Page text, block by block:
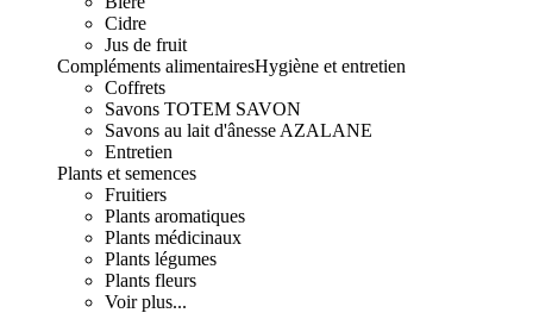
Cidre
Jus de fruit
Compléments alimentairesHygiène et entretien
Coffrets
Savons TOTEM SAVON
Savons au lait d'ânesse AZALANE
Entretien
Plants et semences
Fruitiers
Plants aromatiques
Plants médicinaux
Plants légumes
Plants fleurs
Voir plus...